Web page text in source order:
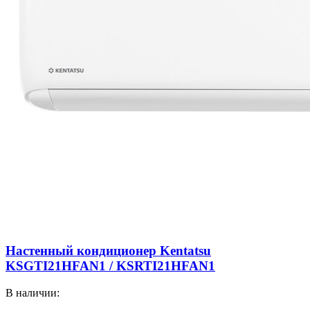
Настенный кондиционер Kentatsu
KSGTI21HFAN1 / KSRTI21HFAN1
В наличии: